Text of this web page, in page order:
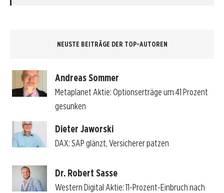
NEUSTE BEITRÄGE DER TOP-AUTOREN
Andreas Sommer
Metaplanet Aktie: Optionserträge um 41 Prozent
gesunken
Dieter Jaworski
DAX: SAP glänzt, Versicherer patzen
Dr. Robert Sasse
Western Digital Aktie: 11-Prozent-Einbruch nach